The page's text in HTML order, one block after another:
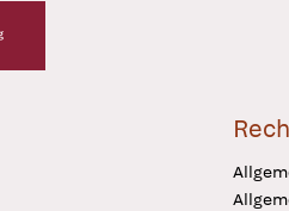
Verlag Logo